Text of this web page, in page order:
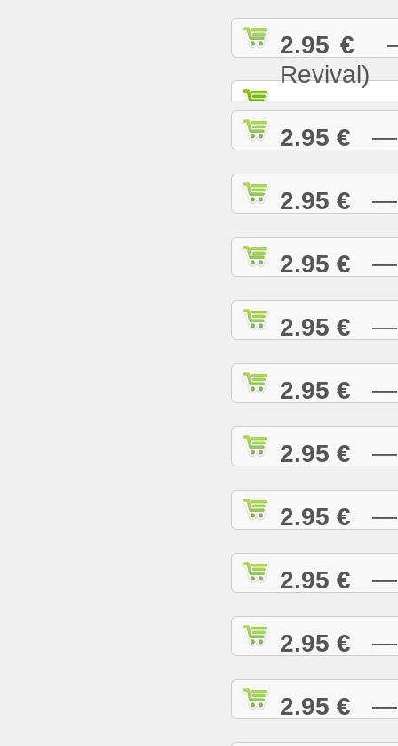
2.95 € —
Revival)
2.95 € —
2.95 € —
2.95 € —
2.95 € —
2.95 € —
2.95 € —
2.95 € —
2.95 € —
2.95 € —
2.95 € —